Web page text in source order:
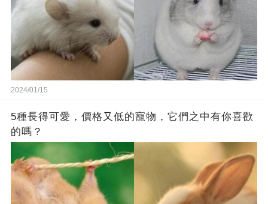
2024/01/15
5種長得可愛，價格又低的寵物，它們之中有你喜歡
的嗎？